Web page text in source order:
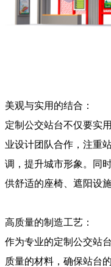
美观与实用的结合：
定制公交站台不仅要实
业设计团队合作，注重
调，提升城市形象。同
供舒适的座椅、遮阳设
高质量的制造工艺：
作为专业的定制公交站
质量的材料，确保站台